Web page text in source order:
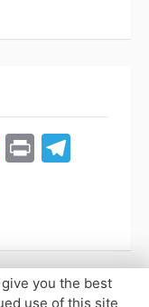
Gmail
Print
you the best
use of this site